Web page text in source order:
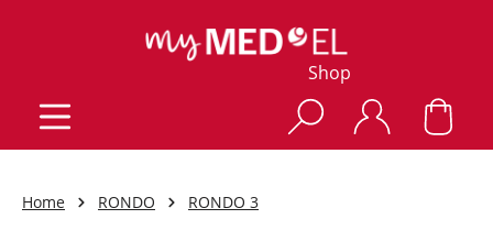
Shop
Home RONDO RONDO 3